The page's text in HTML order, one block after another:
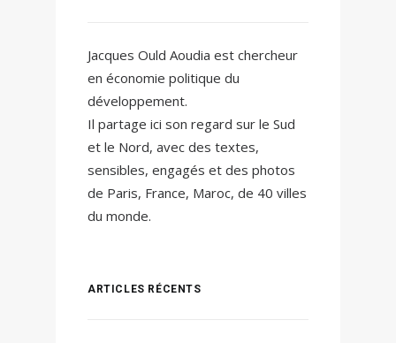
Jacques Ould Aoudia est chercheur
en économie politique du
développement.
Il partage ici son regard sur le Sud
et le Nord, avec des textes,
sensibles, engagés et des photos
de Paris, France, Maroc, de 40 villes
du monde.
ARTICLES RÉCENTS